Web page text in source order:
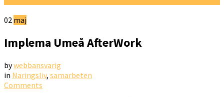
02 maj
Implema Umeå AfterWork
bywebbansvarig
in Näringsliv, samarbeten
Comments